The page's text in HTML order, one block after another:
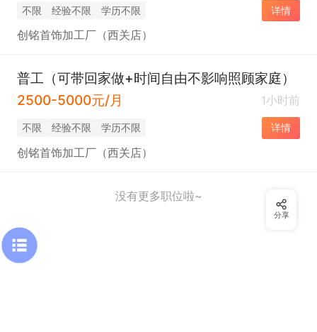
不限 经验不限 学历不限 详情
创铭首饰加工厂（西关店）
普工（可带回家做+时间自由不影响照顾家庭）
2500-5000元/月
1小时前
不限 经验不限 学历不限 详情
创铭首饰加工厂（西关店）
没有更多职位啦~
分享